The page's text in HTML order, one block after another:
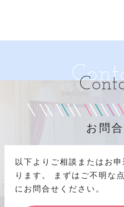
お問
以下よりご相談またはお
ります。
まずはご不明な
にお問合せください。